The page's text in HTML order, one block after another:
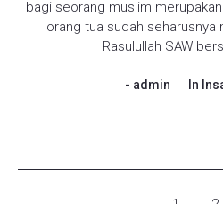
bagi seorang muslim
orang tua sudah seharusnya
admin In